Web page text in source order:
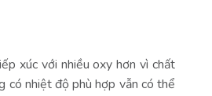
xúc với nhiều oxy hơn vì chất
có nhiệt độ phù hợp vẫn có thể